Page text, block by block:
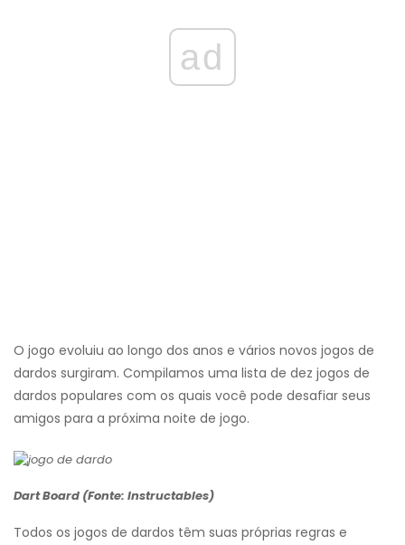
ad
O jogo evoluiu ao longo dos anos e vários novos jogos de
dardos surgiram. Compilamos uma lista de dez jogos de
dardos populares com os quais você pode desafiar seus
amigos para a próxima noite de jogo.
Dart Board (Fonte: Instructables)
Todos os jogos de dardos têm suas próprias regras e